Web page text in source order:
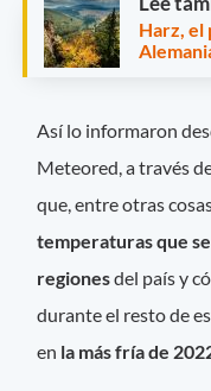
Harz, el
Así lo informaron
Meteored, a través
que, entre otras
temperaturas que
regionesdel país y
durante el resto de
en la más fría de